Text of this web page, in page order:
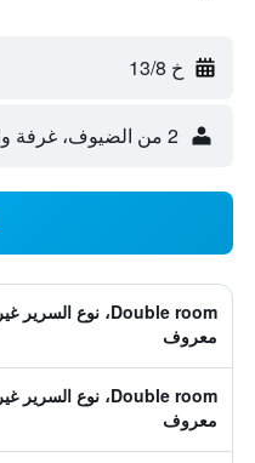
خ 13/8
2 من الضيوف، غرفة واحدة
Double room، نوع السرير غير
معروف
Double room، نوع السرير غير
معروف